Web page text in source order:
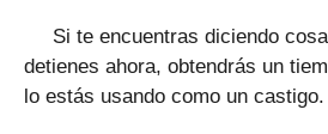
Si te encuentras diciendo
detienes ahora, obtendrás un
lo estás usando como un